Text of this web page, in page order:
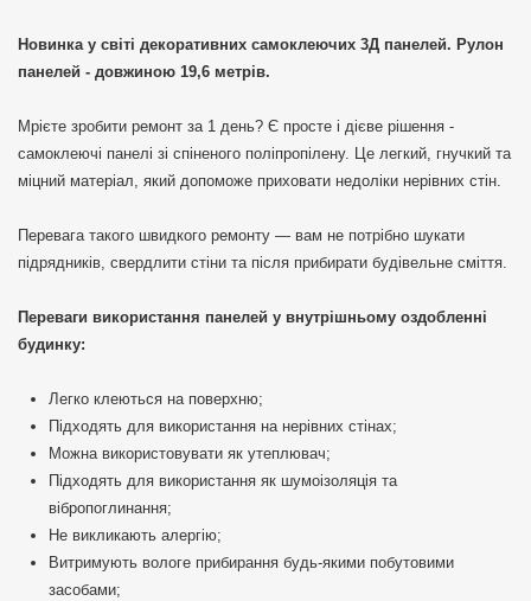
Новинка у світі декоративних самоклеючих 3Д панелей. Рулон
панелей - довжиною 19,6 метрів.
Мрієте зробити ремонт за 1 день? Є просте і дієве рішення -
самоклеючі панелі зі спіненого поліпропілену. Це легкий, гнучкий та
міцний матеріал, який допоможе приховати недоліки нерівних стін.
Перевага такого швидкого ремонту — вам не потрібно шукати
підрядників, свердлити стіни та після прибирати будівельне сміття.
Переваги використання панелей у внутрішньому оздобленні
будинку:
Легко клеються на поверхню;
Підходять для використання на нерівних стінах;
Можна використовувати як утеплювач;
Підходять для використання як шумоізоляція та
вібропоглинання;
Не викликають алергію;
Витримують вологе прибирання будь-якими побутовими
засобами;